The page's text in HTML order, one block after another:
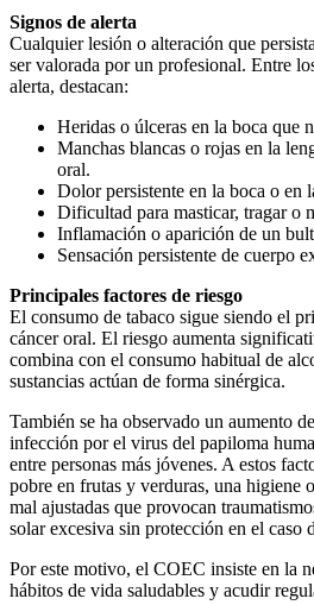
Signos de alerta
Cualquier lesión o alteración que
ser valorada por un profesional. Entre
alerta, destacan:
Heridas o úlceras en la boca que
Manchas blancas o rojas en la
oral.
Dolor persistente en la boca o en
Dificultad para masticar, tragar o
Inflamación o aparición de un
Sensación persistente de cuerpo
Principales factores de riesgo
El consumo de tabaco sigue siendo el
cáncer oral. El riesgo aumenta
combina con el consumo habitual de
sustancias actúan de forma sinérgica.
También se ha observado un aumento
infección por el virus del papiloma
entre personas más jóvenes. A estos
pobre en frutas y verduras, una higiene
mal ajustadas que provocan
solar excesiva sin protección en el caso
Por este motivo, el COEC insiste en la
hábitos de vida saludables y acudir